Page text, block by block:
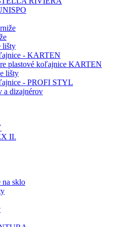
lišty
- KARTEN
plastové koľajnice KARTEN
lišty
- PROFI STYL
a dizajnérov
II.
na sklo